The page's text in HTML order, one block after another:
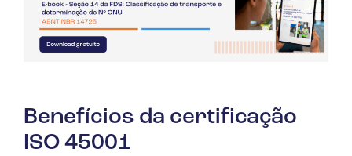
Benefícios da certificação
ISO 45001